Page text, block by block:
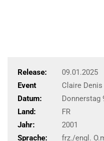
Release:
09.01.2025
Event
Claire Denis
Datum:
Donnerstag
Land:
FR
Jahr:
2001
Sprache:
frz./engl.